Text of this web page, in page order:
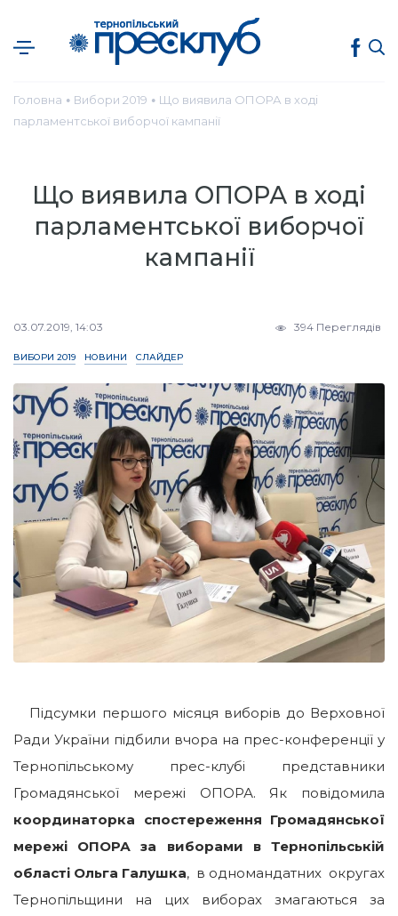
Головна ● Вибори 2019 ● Що виявила ОПОРА в ході
парламентської виборчої кампанії
Що виявила ОПОРА в ході
парламентської виборчої
кампанії
03.07.2019, 14:03 394 Переглядів
ВИБОРИ 2019 НОВИНИ СЛАЙДЕР
Підсумки першого місяця виборів до Верховної
Ради України підбили вчора на прес-конференції у
Тернопільському прес-клубі представники
Громадянської мережі ОПОРА. Як повідомила
координаторка спостереження Громадянської
мережі ОПОРА за виборами в Тернопільській
області Ольга Галушка, в одномандатних округах
Тернопільщини на цих виборах змагаються за